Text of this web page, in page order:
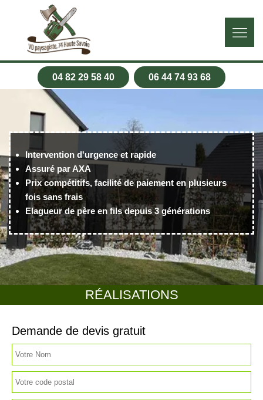
04 82 29 58 40 06 44 74 93 68
RÉALISATIONS
Intervention d'urgence et rapide
Assuré par AXA
Prix compétitifs, facilité de paiement en plusieurs
fois sans frais
Elagueur de père en fils depuis 3 générations
Demande de devis gratuit